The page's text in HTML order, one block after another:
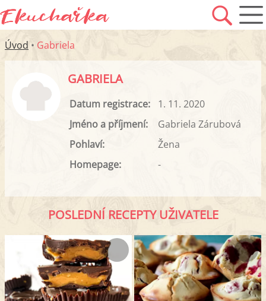
Úvod • Gabriela
GABRIELA
Datum registrace:
1. 11. 2020
Jméno a příjmení:
Gabriela Zárubová
Pohlaví:
Žena
Homepage:
-
POSLEDNÍ RECEPTY UŽIVATELE